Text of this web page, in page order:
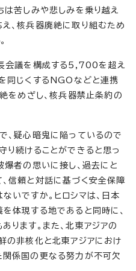
は苦しみや悲しみを乗り越え
、核兵器廃絶に取り組むため
会議を構成する5,700を超え
同じくするNGOなどと連携
をめざし、核兵器禁止条約の
、疑心暗鬼に陥っているので
り続けることができると思っ
爆者の思いに接し、過去にと
信頼と対話に基づく安全保障
いですか。ヒロシマは、日本
体現する地であると同時に、
ります。また、北東アジアの
の非核化と北東アジアにおけ
係国の更なる努力が不可欠